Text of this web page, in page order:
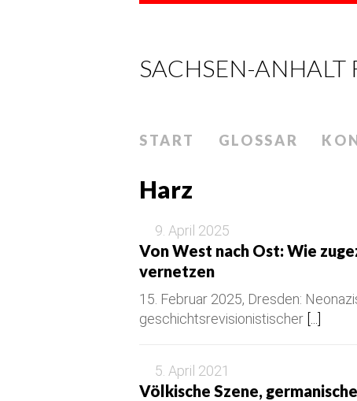
SACHSEN-ANHALT
START GLOSSAR
Harz
9. April 2025
Von West nach Ost: Wie
vernetzen
15. Februar 2025, Dresden:
geschichtsrevisionistischer
5. April 2021
Völkische Szene,